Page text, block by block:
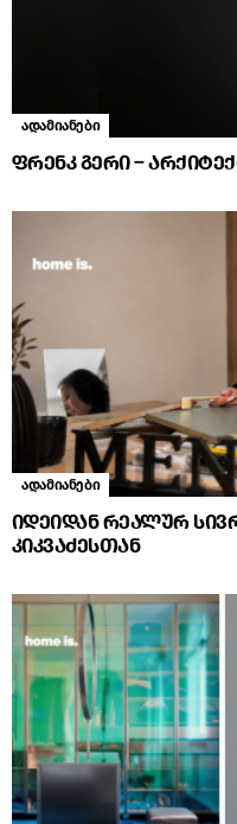
ადამიანები
ფრენკ გერი –
ადამიანები
იდეიდან რეალურ
კიკვაძესთან